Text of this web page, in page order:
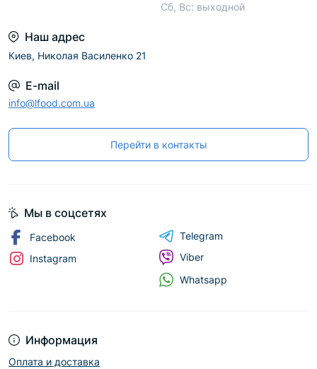
Сб, Вс: выходной
Наш адрес
Киев, Николая Василенко 21
E-mail
info@lfood.com.ua
Перейти в контакты
Информация
Оплата и доставка
Мы в соцсетях
Facebook
Instagram
Telegram
Viber
Whatsapp